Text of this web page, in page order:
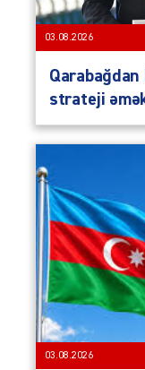
03.08.2026
strateji
03.08.2026